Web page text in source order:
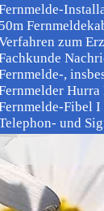
50m
zum
,
Hurra
Fibel
und